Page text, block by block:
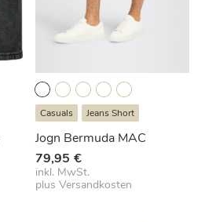
Casuals Jeans Short
Jogn Bermuda MAC
79,95 €
inkl. MwSt.
plusVersandkosten